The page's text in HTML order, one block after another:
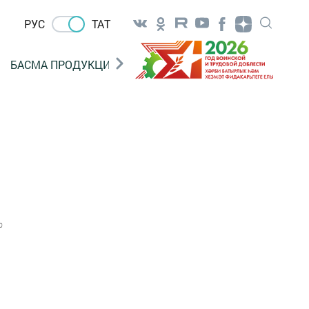
РУС ТАТ
БАСМА ПРОДУКЦИЯ САТУ «ГӨЛСТАН»